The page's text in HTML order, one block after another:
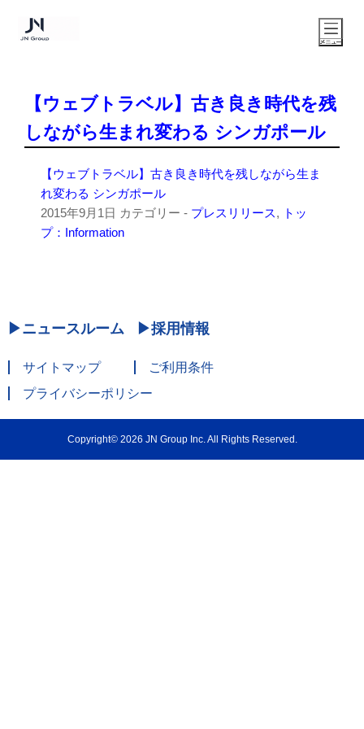
【ウェブトラベル】古き良き時代を残
しながら生まれ変わる シンガポール
【ウェブトラベル】古き良き時代を残しながら生ま
れ変わる シンガポール
2015年9月1日 カテゴリー - プレスリリース, トッ
プ：Information
ニュースルーム 採用情報
サイトマップ
ご利用条件
プライバシーポリシー
Copyright© 2026 JN Group Inc. All Rights Reserved.